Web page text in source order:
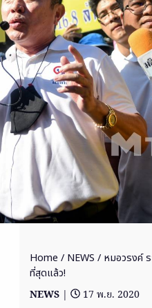
Home / NEWS / หมอวรงค์
ที่สุดแล้ว!
NEWS |
17 พ.ย. 2020